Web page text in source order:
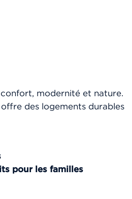
modernité et nature.
des logements durables
pour les familles